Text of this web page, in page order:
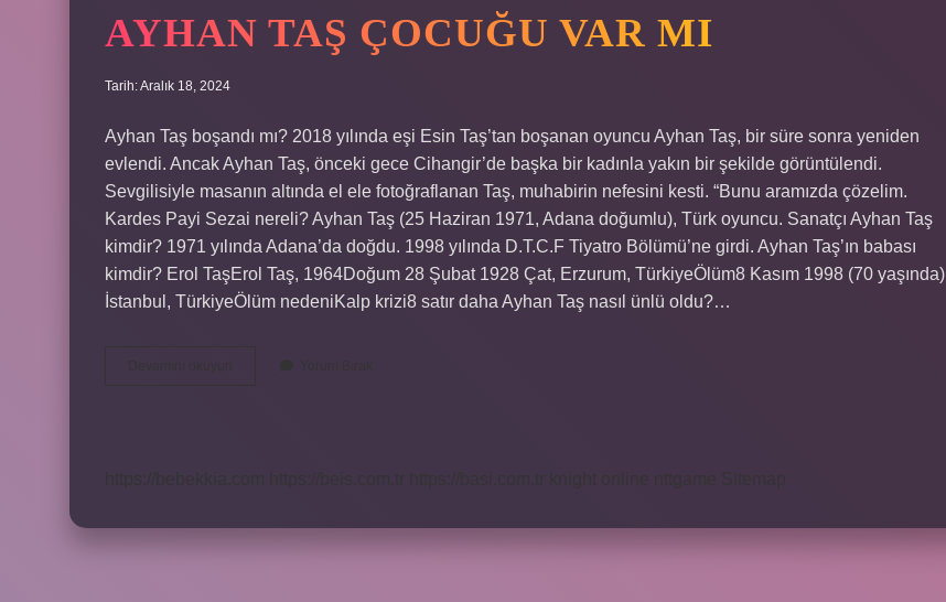
AYHAN TAŞ ÇOCUĞU VAR MI
Tarih: Aralık 18, 2024
Ayhan Taş boşandı mı? 2018 yılında eşi Esin Taş’tan boşanan oyuncu Ayhan Taş, bir süre sonra yeniden
evlendi. Ancak Ayhan Taş, önceki gece Cihangir’de başka bir kadınla yakın bir şekilde görüntülendi.
Sevgilisiyle masanın altında el ele fotoğraflanan Taş, muhabirin nefesini kesti. “Bunu aramızda çözelim.
Kardes Payi Sezai nereli? Ayhan Taş (25 Haziran 1971, Adana doğumlu), Türk oyuncu. Sanatçı Ayhan Taş
kimdir? 1971 yılında Adana’da doğdu. 1998 yılında D.T.C.F Tiyatro Bölümü’ne girdi. Ayhan Taş’ın babası
kimdir? Erol TaşErol Taş, 1964Doğum 28 Şubat 1928 Çat, Erzurum, TürkiyeÖlüm8 Kasım 1998 (70 yaşında)
İstanbul, TürkiyeÖlüm nedeniKalp krizi8 satır daha Ayhan Taş nasıl ünlü oldu?…